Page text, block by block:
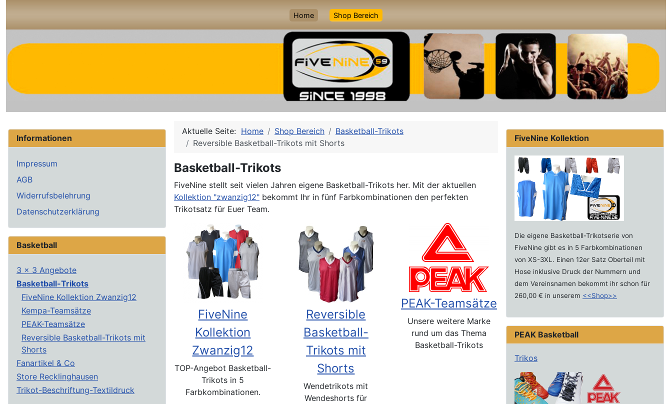
Home Shop Bereich
Informationen
Impressum
AGB
Widerrufsbelehrung
Datenschutzerklärung
Basketball
3 x 3 Angebote
Basketball-Trikots
FiveNine Kollektion Zwanzig12
Kempa-Teamsätze
PEAK-Teamsätze
Reversible Basketball-Trikots mit
Shorts
Fanartikel & Co
Store Recklinghausen
Trikot-Beschriftung-Textildruck
Aktuelle Seite: Home Shop Bereich
Basketball-Trikots
Reversible Basketball-Trikots mit Shorts
Basketball-Trikots
FiveNine stellt seit vielen Jahren eigene Basketball-Trikots her. Mit der aktuellen
Kollektion "zwanzig12" bekommt Ihr in fünf Farbkombinationen den perfekten
Trikotsatz für Euer Team.
FiveNine
Kollektion
Zwanzig12
TOP-Angebot Basketball-
Trikots in 5
Farbkombinationen.
Reversible
Basketball-
Trikots mit
Shorts
Wendetrikots mit
Wendeshorts für
PEAK-Teamsätze
Unsere weitere Marke
rund um das Thema
Basketball-Trikots
FiveNine Kollektion
Die eigene Basketball-Trikotserie von
FiveNine gibt es in 5 Farbkombinationen
von XS-3XL. Einen 12er Satz Oberteil mit
Hose inklusive Druck der Nummern und
dem Vereinsnamen bekommt ihr schon für
260,00 € in unserem <<Shop>>
PEAK Basketball
Trikos